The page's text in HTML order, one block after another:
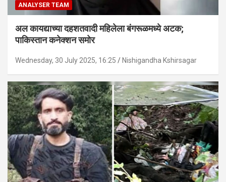
ANALYSER TEAM
अल कायद्याच्या दहशतवादी महिलेला बंगरूळमध्ये अटक;
पाकिस्तान कनेक्शन समोर
Wednesday, 30 July 2025, 16:25 Nishigandha Kshirsagar